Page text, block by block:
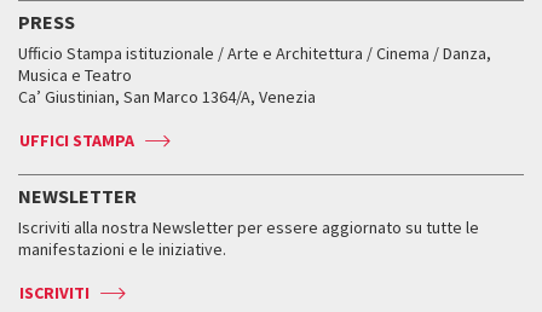
FAQ
Servizi al pubblico
Come raggiungerci
Press
Edizioni passate
Orari e sedi
Accrediti
Come raggiungerci
Orari e sedi
Biglietti
Accrediti
Come raggiungerci
Contatti
Press
Accrediti
Servizi al pubblico
Come raggiungerci
Press
Workshop di critica teatrale
Leone d’oro alla carriera
Leone d’argento
Edizioni passate
Orari e sedi
Biglietti
Servizi al pubblico
Come raggiungerci
Mostre Virtuali
Fondi e Collezioni
Biennale College ASAC
ASAC DATI
Storia
Orari e sedi
PRESS
Ufficio Stampa istituzionale / Arte e Architettura / Cinema / Danza,
Musica e Teatro
Ca’ Giustinian, San Marco 1364/A, Venezia
UFFICI STAMPA
NEWSLETTER
Iscriviti alla nostra Newsletter per essere aggiornato su tutte le
manifestazioni e le iniziative.
ISCRIVITI